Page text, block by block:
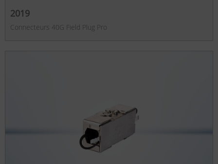
2019
Connecteurs 40G Field Plug Pro